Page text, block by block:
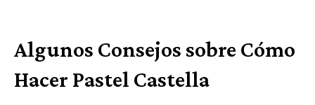
Algunos Consejos sobre Cómo
Hacer Pastel Castella